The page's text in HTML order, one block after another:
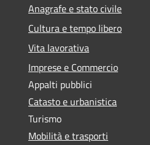
Anagrafe e stato civile
Cultura e tempo libero
Vita lavorativa
Imprese e Commercio
Appalti pubblici
Catasto e urbanistica
Turismo
Mobilità e trasporti